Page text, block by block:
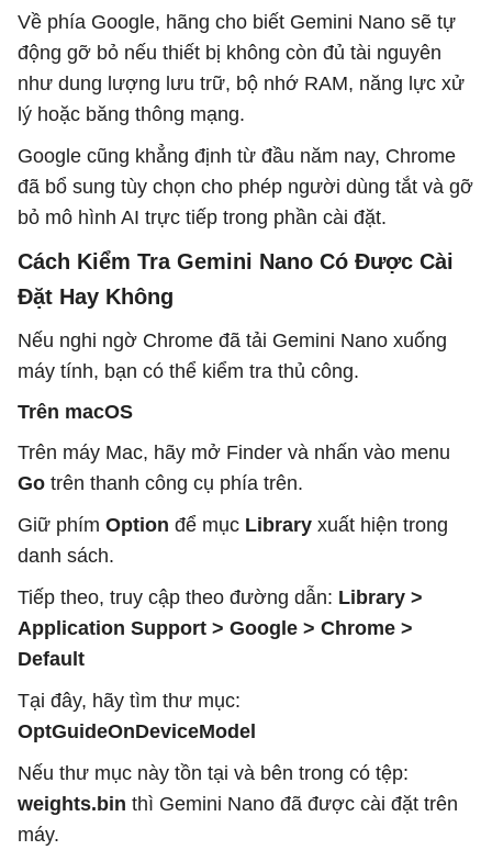
Về phía Google, hãng cho biết Gemini Nano sẽ tự
động gỡ bỏ nếu thiết bị không còn đủ tài nguyên
như dung lượng lưu trữ, bộ nhớ RAM, năng lực xử
lý hoặc băng thông mạng.
Google cũng khẳng định từ đầu năm nay, Chrome
đã bổ sung tùy chọn cho phép người dùng tắt và gỡ
bỏ mô hình AI trực tiếp trong phần cài đặt.
Cách Kiểm Tra Gemini Nano Có Được Cài
Đặt Hay Không
Nếu nghi ngờ Chrome đã tải Gemini Nano xuống
máy tính, bạn có thể kiểm tra thủ công.
Trên macOS
Trên máy Mac, hãy mở Finder và nhấn vào menu
Go trên thanh công cụ phía trên.
Giữ phím Option để mục Library xuất hiện trong
danh sách.
Tiếp theo, truy cập theo đường dẫn: Library >
Application Support > Google > Chrome >
Default
Tại đây, hãy tìm thư mục:
OptGuideOnDeviceModel
Nếu thư mục này tồn tại và bên trong có tệp:
weights.bin thì Gemini Nano đã được cài đặt trên
máy.